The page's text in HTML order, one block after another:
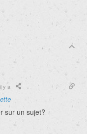
y a
sur un sujet?